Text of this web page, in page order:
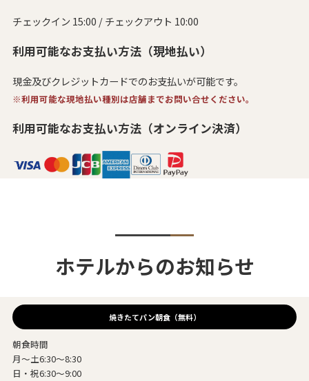
チェックイン 15:00 / チェックアウト 10:00
利用可能なお支払い方法（現地払い）
現金及びクレジットカードでのお支払いが可能です。
※利用可能な現地払い種別は店舗までお問い合せください。
利用可能なお支払い方法（オンライン決済）
ホテルからのお知らせ
焼きたてパン朝食（無料）
朝食時間
月～土6:30～8:30
日・祝6:30～9:00